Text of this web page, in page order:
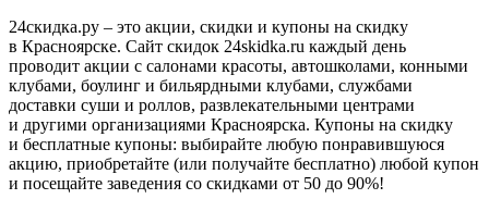
24скидка.ру – это акции, скидки и купоны на скидку
в Красноярске. Сайт скидок 24skidka.ru каждый день
проводит акции с салонами красоты, автошколами, конными
клубами, боулинг и бильярдными клубами, службами
доставки суши и роллов, развлекательными центрами
и другими организациями Красноярска. Купоны на скидку
и бесплатные купоны: выбирайте любую понравившуюся
акцию, приобретайте (или получайте бесплатно) любой купон
и посещайте заведения со скидками от 50 до 90%!